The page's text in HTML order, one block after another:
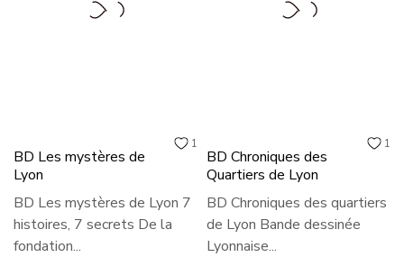
1
BD Les mystères de
Lyon
BD Les mystères de Lyon 7
histoires, 7 secrets De la
fondation...
1
BD Chroniques des
Quartiers de Lyon
BD Chroniques des quartiers
de Lyon Bande dessinée
Lyonnaise...